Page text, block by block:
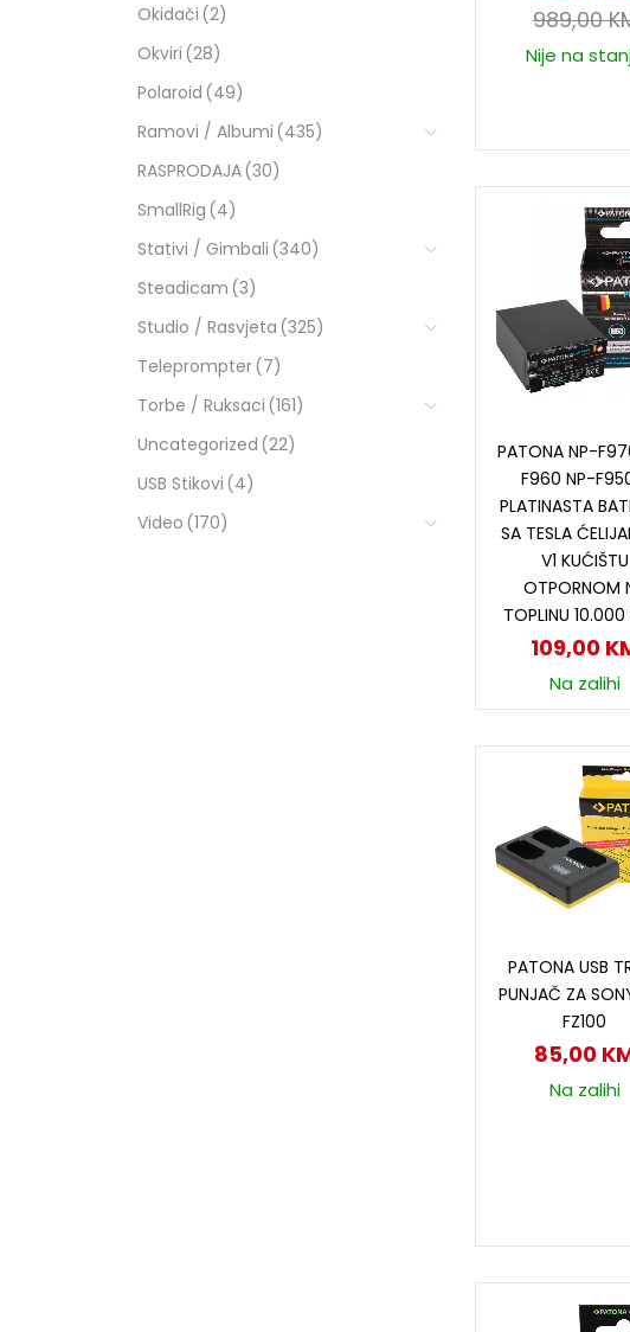
989,00
Nije na
PATONA NP-
F960 NP-
PLATINASTA
SA TESLA
V1 KUĆIŠTU
OTPORNOM
TOPLINU 10.000
109,00
Na zalihi
PATONA USB
PUNJAČ ZA
FZ100
85,00
Na zalihi
Okidači (2)
Okviri (28)
Polaroid (49)
Ramovi / Albumi (435)
RASPRODAJA(30)
SmallRig (4)
Stativi / Gimbali (340)
Steadicam (3)
Studio / Rasvjeta (325)
Teleprompter(7)
Torbe / Ruksaci (161)
Uncategorized (22)
USB Stikovi (4)
Video (170)